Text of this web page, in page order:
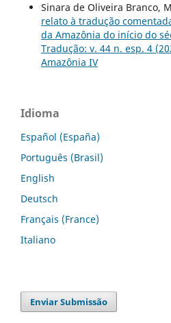
Sinara de Oliveira Branco,
relato à tradução
da Amazônia do início do
Tradução: v. 44 n. esp. 4
Amazônia IV
Idioma
Español (España)
Português (Brasil)
English
Deutsch
Français (France)
Italiano
Enviar Submissão